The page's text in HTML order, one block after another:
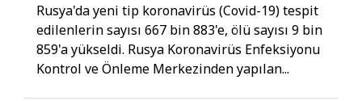
Rusya'da yeni tip koronavirüs (Covid-19) tespit
edilenlerin sayısı 667 bin 883'e, ölü sayısı 9 bin
859'a yükseldi. Rusya Koronavirüs Enfeksiyonu
Kontrol ve Önleme Merkezinden yapılan...